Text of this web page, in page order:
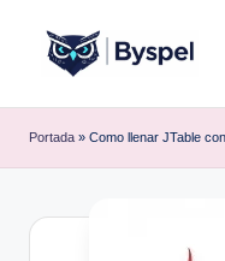
contenido
y
s
p
Portada » Como llenar JTable